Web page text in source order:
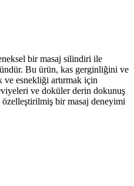
bir masaj silindiri ile
Bu ürün, kas gerginliğini ve
ve esnekliği artırmak için
ve doküler derin dokunuş
bir masaj deneyimi